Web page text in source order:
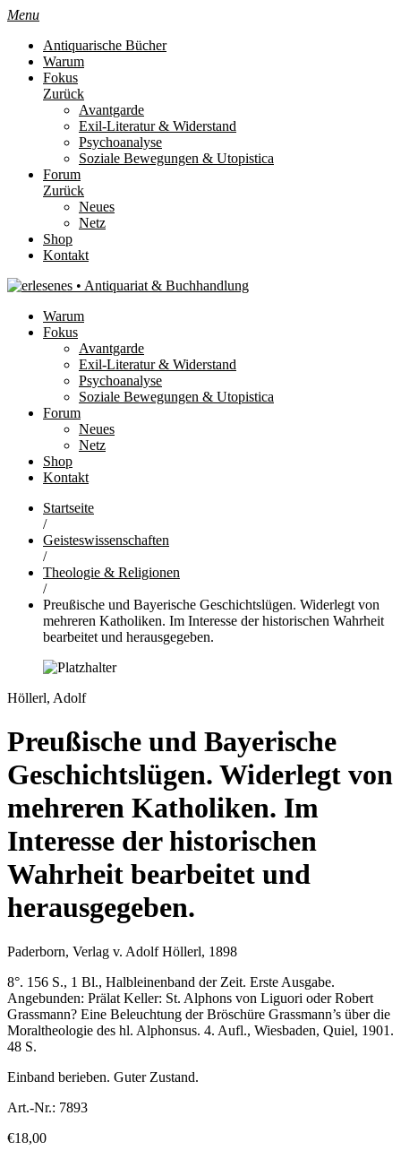
Menu
Antiquarische Bücher
Warum
Fokus
Zurück
Avantgarde
Exil-Literatur & Widerstand
Psychoanalyse
Soziale Bewegungen & Utopistica
Forum
Zurück
Neues
Netz
Shop
Kontakt
Warum
Fokus
Avantgarde
Exil-Literatur & Widerstand
Psychoanalyse
Soziale Bewegungen & Utopistica
Forum
Neues
Netz
Shop
Kontakt
Startseite
/
Geisteswissenschaften
/
Theologie & Religionen
/
Preußische und Bayerische Geschichtslügen. Widerlegt von
mehreren Katholiken. Im Interesse der historischen Wahrheit
bearbeitet und herausgegeben.
Höllerl, Adolf
Preußische und Bayerische
Geschichtslügen. Widerlegt von
mehreren Katholiken. Im
Interesse der historischen
Wahrheit bearbeitet und
herausgegeben.
Paderborn, Verlag v. Adolf Höllerl, 1898
8°. 156 S., 1 Bl., Halbleinenband der Zeit. Erste Ausgabe.
Angebunden: Prälat Keller: St. Alphons von Liguori oder Robert
Grassmann? Eine Beleuchtung der Bröschüre Grassmann’s über die
Moraltheologie des hl. Alphonsus. 4. Aufl., Wiesbaden, Quiel, 1901.
48 S.
Einband berieben. Guter Zustand.
Art.-Nr.: 7893
€18,00